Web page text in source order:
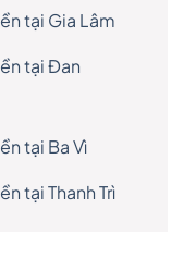
tại Gia Lâm
tại Đan
tại Ba Vì
tại Thanh Trì